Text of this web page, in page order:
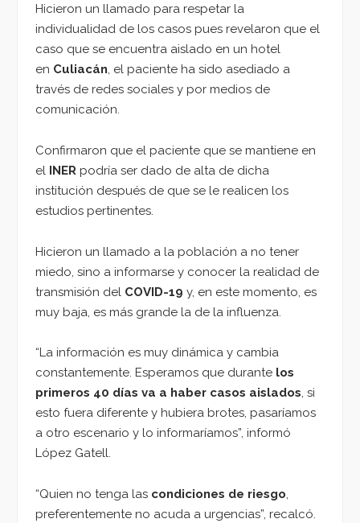
Hicieron un llamado para respetar la
individualidad de los casos pues revelaron que el
caso que se encuentra aislado en un hotel
en Culiacán, el paciente ha sido asediado a
través de redes sociales y por medios de
comunicación.
Confirmaron que el paciente que se mantiene en
el INER podría ser dado de alta de dicha
institución después de que se le realicen los
estudios pertinentes.
Hicieron un llamado a la población a no tener
miedo, sino a informarse y conocer la realidad de
transmisión del COVID-19 y, en este momento, es
muy baja, es más grande la de la influenza.
“La información es muy dinámica y cambia
constantemente. Esperamos que durante los
primeros 40 días va a haber casos aislados, si
esto fuera diferente y hubiera brotes, pasaríamos
a otro escenario y lo informaríamos”, informó
López Gatell.
“Quien no tenga las condiciones de riesgo,
preferentemente no acuda a urgencias”, recalcó.